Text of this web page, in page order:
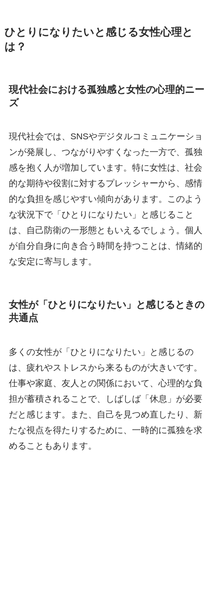
ひとりになりたいと感じる女性心理と
は？
現代社会における孤独感と女性の心理的ニー
ズ
現代社会では、SNSやデジタルコミュニケーショ
ンが発展し、つながりやすくなった一方で、孤独
感を抱く人が増加しています。特に女性は、社会
的な期待や役割に対するプレッシャーから、感情
的な負担を感じやすい傾向があります。このよう
な状況下で「ひとりになりたい」と感じること
は、自己防衛の一形態ともいえるでしょう。個人
が自分自身に向き合う時間を持つことは、情緒的
な安定に寄与します。
女性が「ひとりになりたい」と感じるときの
共通点
多くの女性が「ひとりになりたい」と感じるの
は、疲れやストレスから来るものが大きいです。
仕事や家庭、友人との関係において、心理的な負
担が蓄積されることで、しばしば「休息」が必要
だと感じます。また、自己を見つめ直したり、新
たな視点を得たりするために、一時的に孤独を求
めることもあります。